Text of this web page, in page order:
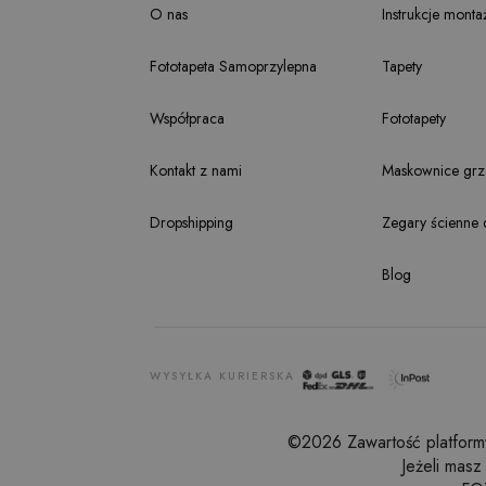
O nas
Fototapeta Samoprzylepna
Współpraca
Kontakt z nami
Dropshipping
Instrukcje
Tapety
Fototapety
Maskownice
Zegary ścienne
Blog
WYSYŁKA KURIERSKA
©2026 Zawartość
Jeżeli